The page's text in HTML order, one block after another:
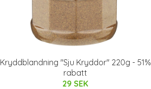
Kryddblandning "Sju Kryddor" 220g - 51%
rabatt
29 SEK